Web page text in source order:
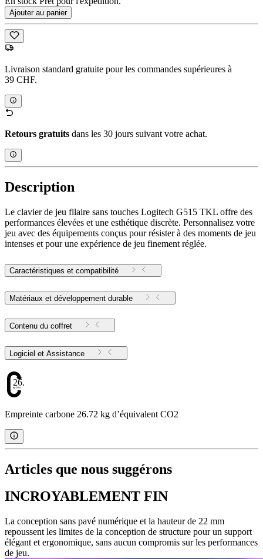
Ajouter au panier
Livraison standard gratuite pour les commandes supérieures à
39 CHF.
Retours gratuits dans les 30 jours suivant votre achat.
Description
Le clavier de jeu filaire sans touches Logitech G515 TKL offre des
performances élevées et une esthétique discrète. Personnalisez votre
jeu avec des équipements conçus pour résister à des moments de jeu
intenses et pour une expérience de jeu finement réglée.
Caractéristiques et compatibilité
Matériaux et développement durable
Contenu du coffret
Logiciel et Assistance
26.72
Empreinte carbone 26.72 kg d’équivalent CO2
Articles que nous suggérons
INCROYABLEMENT FIN
La conception sans pavé numérique et la hauteur de 22 mm
repoussent les limites de la conception de structure pour un support
élégant et ergonomique, sans aucun compromis sur les performances
de jeu.